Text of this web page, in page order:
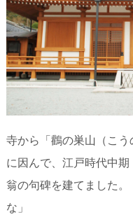
寺から「鸛の巣山（こ
に因んで、江戸時代中
翁の句碑を建てました
な」